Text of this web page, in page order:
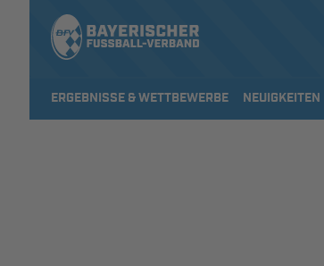
ERGEBNISSE & WETTBEWERBE NEUIGKEITEN